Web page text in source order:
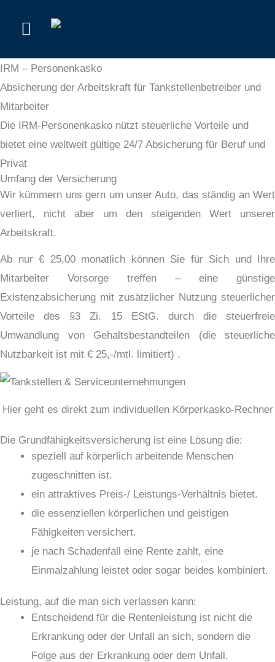
InhaltHauptmenü
IRM – Personenkasko
Absicherung der Arbeitskraft für Tankstellenbetreiber und
Mitarbeiter
Die IRM-Personenkasko nützt steuerliche Vorteile und
bietet eine weltweit gültige 24/7 Absicherung für Beruf und
Privat
Umfang der Versicherung
Wir kümmern uns gern um unser Auto, das ständig an Wert
verliert, nicht aber um den steigenden Wert unserer
Arbeitskraft.
Ab nur € 25,00 monatlich können Sie für Sich und Ihre
Mitarbeiter Vorsorge treffen – eine günstige
Existenzabsicherung mit zusätzlicher Nutzung steuerlicher
Vorteile des §3 Zi. 15 EStG. durch die steuerfreie
Umwandlung von Gehaltsbestandteilen (die steuerliche
Nutzbarkeit ist mit € 25,-/mtl. limitiert) .
Hier geht es direkt zum individuellen Körperkasko-Rechner
Die Grundfähigkeitsversicherung ist eine Lösung die:
speziell auf körperlich arbeitende Menschen
zugeschnitten ist.
ein attraktives Preis-/ Leistungs-Verhältnis bietet.
die essenziellen körperlichen und geistigen
Fähigkeiten versichert.
je nach Schadenfall eine Rente zahlt, eine
Einmalzahlung leistet oder sogar beides kombiniert.
Leistung, auf die man sich verlassen kann:
Entscheidend für die Rentenleistung ist nicht die
Erkrankung oder der Unfall an sich, sondern die
Folge aus der Erkrankung oder dem Unfall.